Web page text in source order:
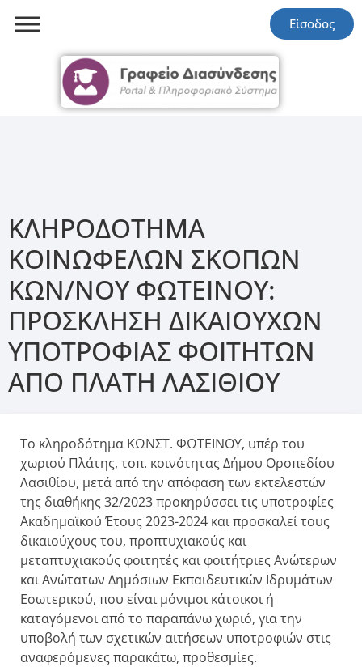
Είσοδος
ΚΛΗΡΟΔΟΤΗΜΑ
ΚΟΙΝΩΦΕΛΩΝ ΣΚΟΠΩΝ
ΚΩΝ/ΝΟΥ ΦΩΤΕΙΝΟΥ:
ΠΡΟΣΚΛΗΣΗ ΔΙΚΑΙΟΥΧΩΝ
ΥΠΟΤΡΟΦΙΑΣ ΦΟΙΤΗΤΩΝ
ΑΠΟ ΠΛΑΤΗ ΛΑΣΙΘΙΟΥ
Το κληροδότημα ΚΩΝΣΤ. ΦΩΤΕΙΝΟΥ, υπέρ του
χωριού Πλάτης, τοπ. κοινότητας Δήμου Οροπεδίου
Λασιθίου, μετά από την απόφαση των εκτελεστών
της διαθήκης 32/2023 προκηρύσσει τις υποτροφίες
Ακαδημαϊκού Έτους 2023-2024 και προσκαλεί τους
δικαιούχους του, προπτυχιακούς και
μεταπτυχιακούς φοιτητές και φοιτήτριες Ανώτερων
και Ανώτατων Δημόσιων Εκπαιδευτικών Ιδρυμάτων
Εσωτερικού, που είναι μόνιμοι κάτοικοι ή
καταγόμενοι από το παραπάνω χωριό, για την
υποβολή των σχετικών αιτήσεων υποτροφιών στις
αναφερόμενες παρακάτω, προθεσμίες.